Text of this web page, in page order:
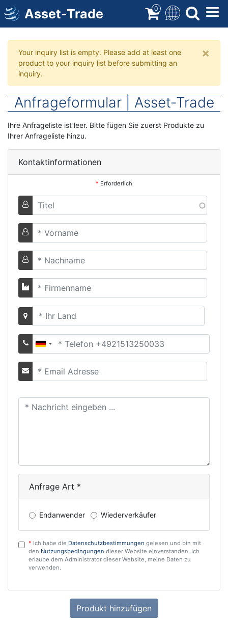
Direkt
zum
Inhalt
Asset-Trade 0
Warnmeldung
Your inquiry list is empty. Please add at least one
product to your inquiry list before submitting an
inquiry.
×
Anfrageformular | Asset-Trade
Ihre Anfrageliste ist leer. Bitte fügen Sie zuerst Produkte zu
Ihrer Anfrageliste hinzu.
Kontaktinformationen
* Erforderlich
Titel
Vorname
Nachname
Firmenname
Land
Telefonnummer
Email
Nachricht
eingeben
Anfrage Art *
Endanwender Wiederverkäufer
DSGVO
* Ich habe die Datenschutzbestimmungen gelesen und bin mit
den Nutzungsbedingungen dieser Website einverstanden. Ich
erlaube dem Administrator dieser Website, meine Daten zu
verwenden.